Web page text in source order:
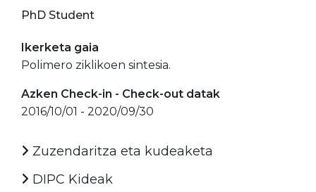
PhD Student
Ikerketa gaia
Polimero ziklikoen sintesia.
Azken Check-in - Check-out datak
2016/10/01 - 2020/09/30
Zuzendaritza eta kudeaketa
DIPC Kideak